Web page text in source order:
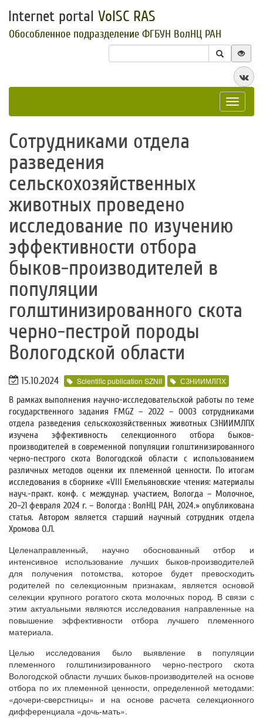
Internet portal VolSC RAS
Обособленное подразделение ФГБУН ВолНЦ РАН
Toggle
​Сотрудниками отдела
разведения
сельскохозяйственных
животных проведено
исследование по изучению
эффективности отбора
быков-производителей в
популяции
голштинизированного скота
черно-пестрой породы
Вологодской области
15.10.2024 Scientific publication SZNII СЗНИИМЛПХ
В рамках выполнения научно-исследовательской работы по теме
государственного задания FMGZ – 2022 – 0003 сотрудниками
отдела разведения сельскохозяйственных животных СЗНИИМЛПХ
изучена эффективность селекционного отбора быков-
производителей в современной популяции голштинизированного
черно-пестрого скота Вологодской области с использованием
различных методов оценки их племенной ценности. По итогам
исследования в сборнике «VIII Емельяновские чтения: материалы
науч.-практ. конф. с междунар. участием, Вологда – Молочное,
20–21 февраля 2024 г. – Вологда : ВолНЦ РАН, 2024.» опубликована
статья. Автором является старший научный сотрудник отдела
Хромова О.Л.
Целенаправленный, научно обоснованный отбор и
интенсивное использование лучших быков-производителей
для получения потомства, которое будет превосходить
родителей по селекционным признакам, является основой
селекции крупного рогатого скота молочных пород. В связи с
этим актуальными являются исследования направленные на
повышение эффективности отбора лучшего племенного
материала.
Целью исследования было выявление в популяции
племенного голштинизированного черно-пестрого скота
Вологодской области лучших быков-производителей на основе
отбора по их племенной ценности, определенной методами:
«дочери-сверстницы» и на основе расчета селекционного
дифференциала «дочь-мать».